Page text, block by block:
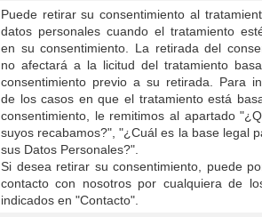
Puede retirar su consentimiento al
datos personales cuando el tratamiento
en su consentimiento. La retirada del
no afectará a la licitud del tratamiento
consentimiento previo a su retirada. Para
de los casos en que el tratamiento está
consentimiento, le remitimos al apartado
suyos recabamos?", "¿Cuál es la base legal
sus Datos Personales?".
Si desea retirar su consentimiento, puede
contacto con nosotros por cualquiera de
indicados en "Contacto".